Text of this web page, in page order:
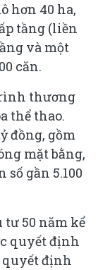
hơn 40 ha,
tầng (liền
và một
căn.
thương
thể thao.
đồng, gồm
mặt bằng,
gần 5.100
tư 50 năm kể
quyết định
quyết định